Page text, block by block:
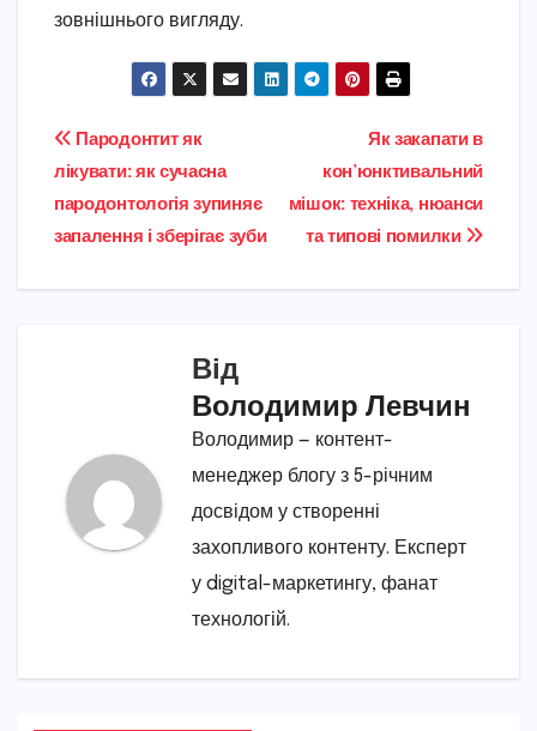
зовнішнього вигляду.
Навігація
записів
Як закапати в
кон’юнктивальний
мішок: техніка, нюанси
та типові помилки
Пародонтит як
лікувати: як сучасна
пародонтологія зупиняє
запалення і зберігає зуби
Від
Володимир Левчин
Володимир — контент-
менеджер блогу з 5-річним
досвідом у створенні
захопливого контенту. Експерт
у digital-маркетингу, фанат
технологій.